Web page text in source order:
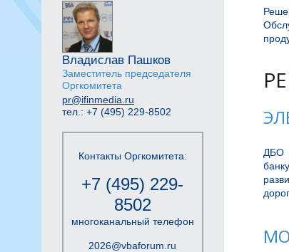
Владислав Пашков
Заместитель председателя
Оргкомитета
pr@ifinmedia.ru
тел.: +7 (495) 229-8502
Контакты Оргкомитета:
+7 (495) 229-
8502
многоканальный телефон
2026@vbaforum.ru
ДБО